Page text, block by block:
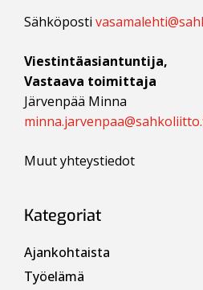
Sähköposti
Viestintäasiantuntija,
Vastaava toimittaja
Järvenpää Minna
Muut yhteystiedot
Kategoriat
Ajankohtaista
Työelämä